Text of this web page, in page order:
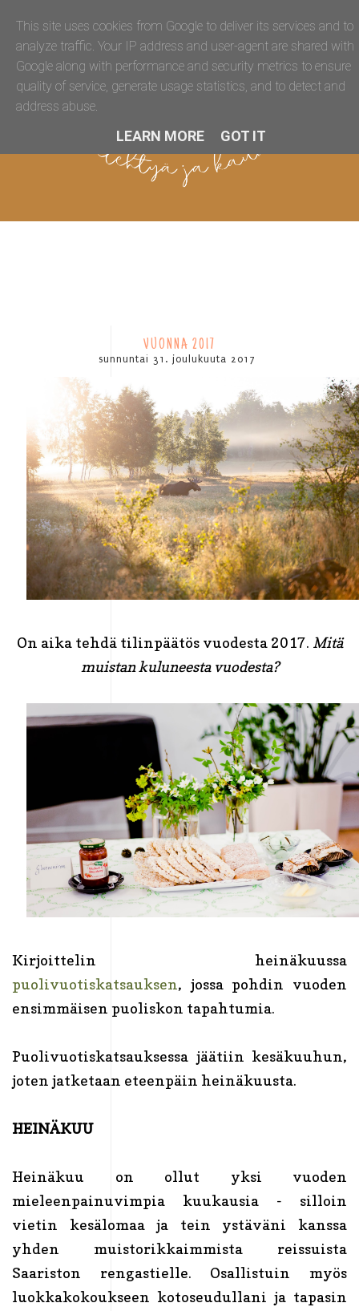
VUONNA 2017
sunnuntai 31. joulukuuta 2017
On aika tehdä tilinpäätös vuodesta 2017. Mitä
muistan kuluneesta vuodesta?
Kirjoittelin heinäkuussa
puolivuotiskatsauksen, jossa pohdin vuoden
ensimmäisen puoliskon tapahtumia.
Puolivuotiskatsauksessa jäätiin kesäkuuhun,
joten jatketaan eteenpäin heinäkuusta.
HEINÄKUU
Heinäkuu on ollut yksi vuoden
mieleenpainuvimpia kuukausia - silloin
vietin kesälomaa ja tein ystäväni kanssa
yhden muistorikkaimmista reissuista
Saariston rengastielle. Osallistuin myös
luokkakokoukseen kotoseudullani ja tapasin
This site uses cookies from Google to deliver its services and to
analyze traffic. Your IP address and user-agent are shared with
Google along with performance and security metrics to ensure
quality of service, generate usage statistics, and to detect and
address abuse.
LEARN MORE GOT IT